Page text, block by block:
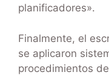
planificadores».
Finalmente, el
se aplicaron
procedimientos